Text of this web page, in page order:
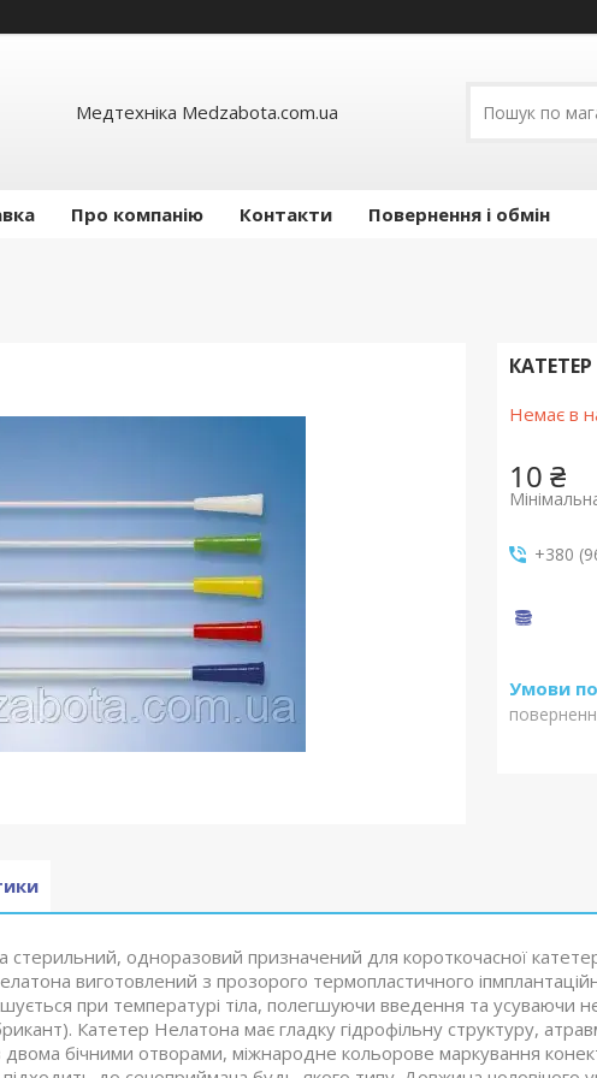
Медтехніка Medzabota.com.ua
Про компанію Контакти Повернення і обмін
Немає в
10 ₴
+380
стерильний, одноразовий призначений для короткочасної
виготовлений з прозорого термопластичного
при температурі тіла, полегшуючи введення та усуваючи
Катетер Нелатона має гладку гідрофільну структуру,
бічними отворами, міжнародне кольорове маркування